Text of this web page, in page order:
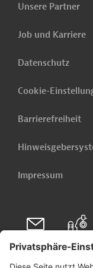
(PDF; 796,5
(PDF; 572,9
Sri Lanka
Natur- und
Unsere Partner
Job und Karriere
Datenschutz
Cookie-
Barrierefreiheit
Impressum